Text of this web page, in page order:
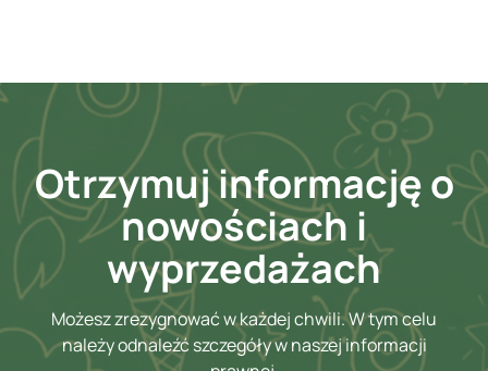
Otrzymuj informację o
nowościach i
wyprzedażach
Możesz zrezygnować w każdej chwili. W tym celu
należy odnaleźć szczegóły w naszej informacji